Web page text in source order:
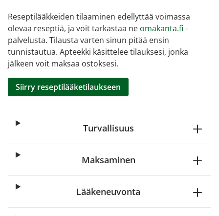
Reseptilääkkeiden tilaaminen edellyttää voimassa
olevaa reseptiä, ja voit tarkastaa ne omakanta.fi -
palvelusta. Tilausta varten sinun pitää ensin
tunnistautua. Apteekki käsittelee tilauksesi, jonka
jälkeen voit maksaa ostoksesi.
Siirry reseptilääketilaukseen
Turvallisuus
Maksaminen
Lääkeneuvonta